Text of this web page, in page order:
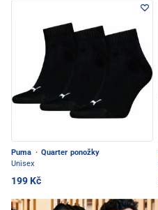
Puma · Quarter ponožky
Unisex
199 Kč